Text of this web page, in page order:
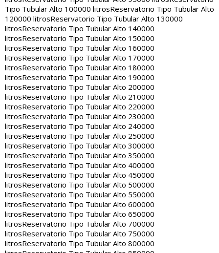
Tipo Tubular Alto 100000 litrosReservatorio Tipo Tubular Alto
120000 litrosReservatorio Tipo Tubular Alto 130000
litrosReservatorio Tipo Tubular Alto 140000
litrosReservatorio Tipo Tubular Alto 150000
litrosReservatorio Tipo Tubular Alto 160000
litrosReservatorio Tipo Tubular Alto 170000
litrosReservatorio Tipo Tubular Alto 180000
litrosReservatorio Tipo Tubular Alto 190000
litrosReservatorio Tipo Tubular Alto 200000
litrosReservatorio Tipo Tubular Alto 210000
litrosReservatorio Tipo Tubular Alto 220000
litrosReservatorio Tipo Tubular Alto 230000
litrosReservatorio Tipo Tubular Alto 240000
litrosReservatorio Tipo Tubular Alto 250000
litrosReservatorio Tipo Tubular Alto 300000
litrosReservatorio Tipo Tubular Alto 350000
litrosReservatorio Tipo Tubular Alto 400000
litrosReservatorio Tipo Tubular Alto 450000
litrosReservatorio Tipo Tubular Alto 500000
litrosReservatorio Tipo Tubular Alto 550000
litrosReservatorio Tipo Tubular Alto 600000
litrosReservatorio Tipo Tubular Alto 650000
litrosReservatorio Tipo Tubular Alto 700000
litrosReservatorio Tipo Tubular Alto 750000
litrosReservatorio Tipo Tubular Alto 800000